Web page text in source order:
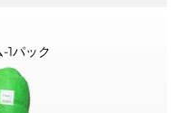
1パック